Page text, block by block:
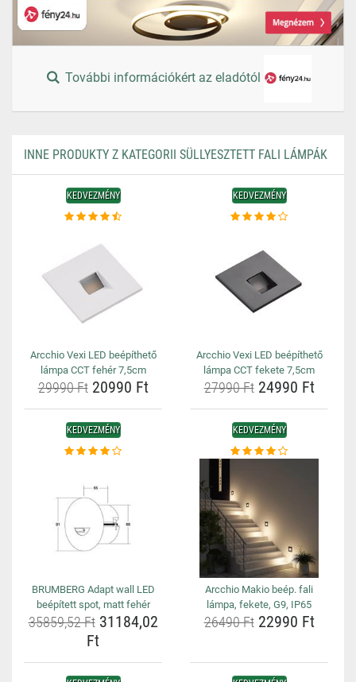
További információkért az eladótól
INNE PRODUKTY Z KATEGORII SÜLLYESZTETT FALI LÁMPÁK
KEDVEZMÉNY
Arcchio Vexi LED beépíthető
lámpa CCT fehér 7,5cm
29990 Ft20990 Ft
KEDVEZMÉNY
Arcchio Vexi LED beépíthető
lámpa CCT fekete 7,5cm
27990 Ft24990 Ft
KEDVEZMÉNY
BRUMBERG Adapt wall LED
beépített spot, matt fehér
35859,52 Ft31184,02
Ft
KEDVEZMÉNY
Arcchio Makio beép. fali
lámpa, fekete, G9, IP65
26490 Ft22990 Ft